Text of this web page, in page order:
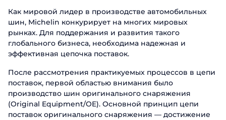
Как мировой лидер в производстве автомобильных
шин, Michelin конкурирует на многих мировых
рынках. Для поддержания и развития такого
глобального бизнеса, необходима надежная и
эффективная цепочка поставок.
После рассмотрения практикуемых процессов в цепи
поставок, первой областью внимания было
производство шин оригинального снаряжения
(Original Equipment/OE). Основной принцип цепи
поставок оригинального снаряжения — достижение